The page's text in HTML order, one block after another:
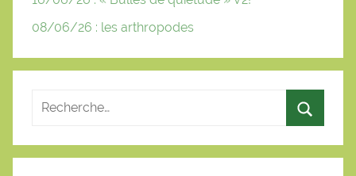
08/06/26 : les arthropodes